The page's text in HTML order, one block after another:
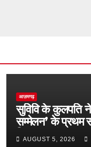
आज़मगढ़
सुविवि के कुलपति ने
सम्मेलन’ के प्रथम
किया शुभारंभ
AUGUST 5, 2026